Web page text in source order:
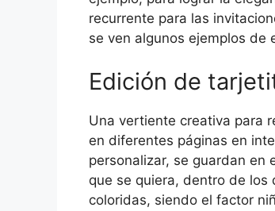
recurrente para las
se ven algunos ejemplos
Edición de
Una vertiente creativa para
en diferentes páginas en
personalizar, se guardan en
que se quiera, dentro de los
coloridas, siendo el factor